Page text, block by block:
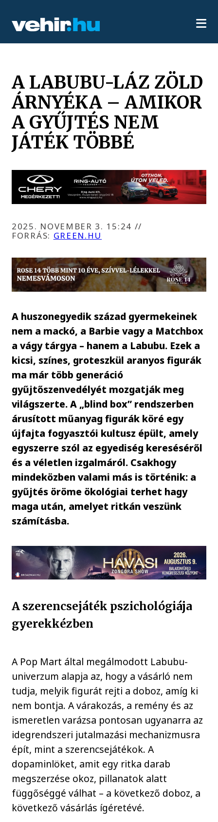
A LABUBU-LÁZ ZÖLD
ÁRNYÉKA – AMIKOR
A GYŰJTÉS NEM
JÁTÉK TÖBBÉ
2025. NOVEMBER 3. 15:24 //
FORRÁS: GREEN.HU
A huszonegyedik század gyermekeinek
nem a mackó, a Barbie vagy a Matchbox
a vágy tárgya – hanem a Labubu. Ezek a
kicsi, színes, groteszkül aranyos figurák
ma már több generáció
gyűjtőszenvedélyét mozgatják meg
világszerte. A „blind box” rendszerben
árusított műanyag figurák köré egy
újfajta fogyasztói kultusz épült, amely
egyszerre szól az egyediség kereséséről
és a véletlen izgalmáról. Csakhogy
mindeközben valami más is történik: a
gyűjtés öröme ökológiai terhet hagy
maga után, amelyet ritkán veszünk
számításba.
A szerencsejáték pszichológiája
gyerekkézben
A Pop Mart által megálmodott Labubu-
univerzum alapja az, hogy a vásárló nem
tudja, melyik figurát rejti a doboz, amíg ki
nem bontja. A várakozás, a remény és az
ismeretlen varázsa pontosan ugyanarra az
idegrendszeri jutalmazási mechanizmusra
épít, mint a szerencsejátékok. A
dopaminlöket, amit egy ritka darab
megszerzése okoz, pillanatok alatt
függőséggé válhat – a következő doboz, a
következő vásárlás ígéretévé.